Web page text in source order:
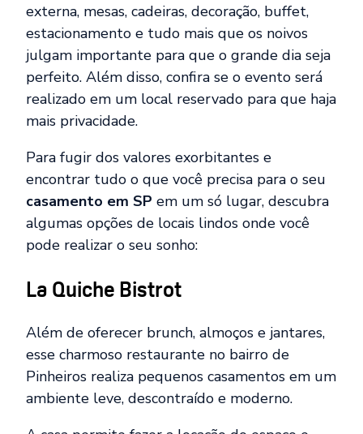
externa, mesas, cadeiras, decoração, buffet,
estacionamento e tudo mais que os noivos
julgam importante para que o grande dia seja
perfeito. Além disso, confira se o evento será
realizado em um local reservado para que haja
mais privacidade.
Para fugir dos valores exorbitantes e
encontrar tudo o que você precisa para o seu
casamento em SP em um só lugar, descubra
algumas opções de locais lindos onde você
pode realizar o seu sonho:
La Quiche Bistrot
Além de oferecer brunch, almoços e jantares,
esse charmoso restaurante no bairro de
Pinheiros realiza pequenos casamentos em um
ambiente leve, descontraído e moderno.